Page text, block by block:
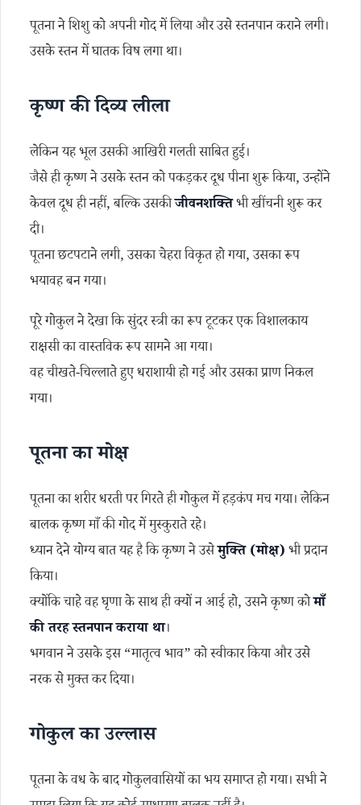
पूतना ने शिशु को अपनी गोद में लिया और उसे स्तनपान कराने लगी।
उसके स्तन में घातक विष लगा था।
कृष्ण की दिव्य लीला
लेकिन यह भूल उसकी आखिरी गलती साबित हुई।
जैसे ही कृष्ण ने उसके स्तन को पकड़कर दूध पीना शुरू किया, उन्होंने
केवल दूध ही नहीं, बल्कि उसकीजीवनशक्तिभी खींचनी शुरू कर
दी।
पूतना छटपटाने लगी, उसका चेहरा विकृत हो गया, उसका रूप
भयावह बन गया।
पूरे गोकुल ने देखा कि सुंदर स्त्री का रूप टूटकर एक विशालकाय
राक्षसी का वास्तविक रूप सामने आ गया।
वह चीखते-चिल्लाते हुए धराशायी हो गई और उसका प्राण निकल
गया।
पूतना का मोक्ष
पूतना का शरीर धरती पर गिरते ही गोकुल में हड़कंप मच गया। लेकिन
बालक कृष्ण माँ की गोद में मुस्कुराते रहे।
ध्यान देने योग्य बात यह है कि कृष्ण ने उसेमुक्ति (मोक्ष)भी प्रदान
किया।
क्योंकि चाहे वह घृणा के साथ ही क्यों न आई हो, उसने कृष्ण कोमाँ
की तरह स्तनपान कराया था।
भगवान ने उसके इस “मातृत्व भाव” को स्वीकार किया और उसे
नरक से मुक्त कर दिया।
गोकुल का उल्लास
पूतना के वध के बाद गोकुलवासियों का भय समाप्त हो गया। सभी ने